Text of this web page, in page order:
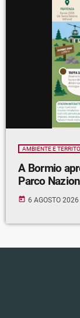
AMBIENTE E
A Bormio apre il Sentiero della Purezza
Parco
today 6 AGOSTO 2026